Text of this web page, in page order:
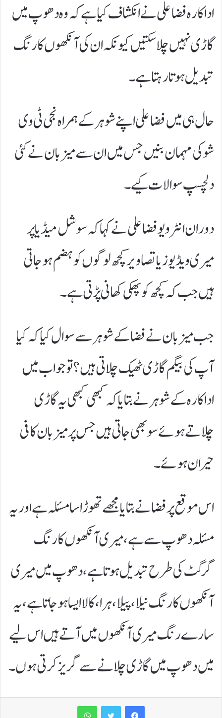
اداکارہ فضا علی نے انکشاف کیا ہے کہ وہ دھوپ میں
گاڑی نہیں چلا سکتیں کیونکہ ان کی آنکھوں کا رنگ
تبدیل ہوتا رہتا ہے۔
حال ہی میں فضا علی اپنے شوہر کے ہمراہ نجی ٹی وی
شو کی مہمان بنیں جس میں ان سے میزبان نے کئی
دلچسپ سوالات کیے۔
دوران انٹرویو فضا علی نے کہا کہ سوشل میڈیا پر
میری ویڈیوز یا تصاویر کچھ لوگوں کو ہضم ہوجاتی
ہیں جب کہ کچھ کو پھکی کھانی پڑتی ہے۔
جب میزبان نے فضا کے شوہر سے سوال کیا کہ کیا
آپ کی بیگم گاڑی ٹھیک چلاتی ہیں؟ تو جواب میں
اداکارہ کے شوہر نے بتایا کہ کبھی کبھی یہ گاڑی
چلاتے ہوئے سو بھی جاتی ہیں جس پر میزبان کافی
حیران ہوئے۔
اس موقع پر فضا نے بتایا مجھے تھوڑا سا مسئلہ ہے اور یہ
مسئلہ دھوپ سے ہے، میری آنکھوں کا رنگ
گرگٹ کی طرح تبدیل ہوتا ہے، دھوپ میں میری
آنکھوں کا رنگ نیلا، پیلا، ہرا، کالا ایسا ہوجاتا ہے، یہ
سارے رنگ میری آنکھوں میں آتے ہیں اس لیے
میں دھوپ میں گاڑی چلانے سے گریز کرتی ہوں۔
WhatsApp